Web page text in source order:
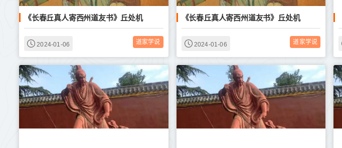
《长春丘真人寄西州道友书》丘处机
2024-01-06 道家学说
《长春丘真人寄西州道友书》丘处机
2024-01-06 道家学说